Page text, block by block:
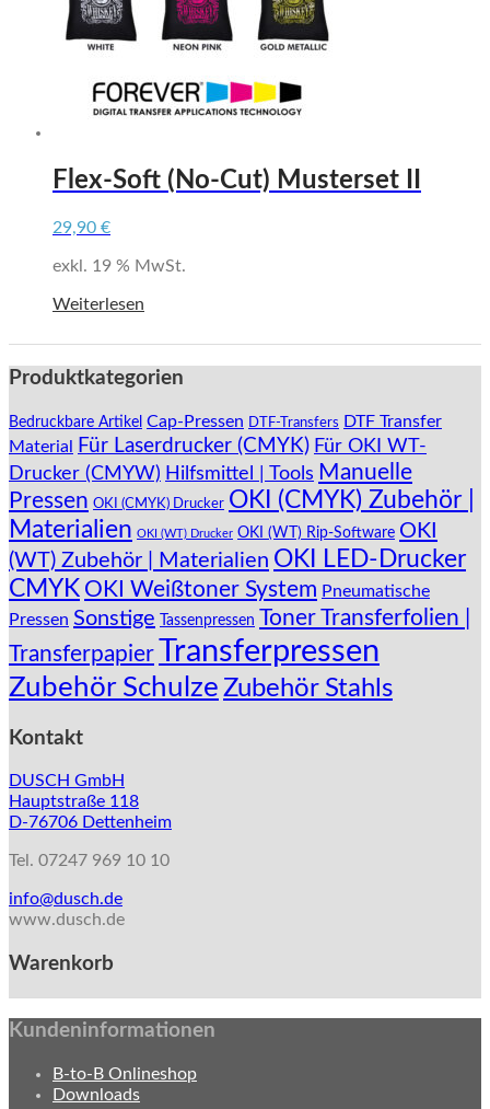
auf
der
gewählt
werden
Flex-Soft (No-Cut) Musterset II
29,90 €
exkl. 19 % MwSt.
Weiterlesen
Produktkategorien
Bedruckbare Artikel Cap-Pressen DTF-Transfers
DTF Transfer
Material
Für Laserdrucker (CMYK) Für OKI WT-
Drucker (CMYW) Hilfsmittel | Tools Manuelle
Pressen OKI (CMYK) Drucker OKI (CMYK) Zubehör |
Materialien OKI (WT) Drucker OKI (WT) Rip-Software OKI
(WT) Zubehör | Materialien OKI LED-Drucker
CMYK OKI Weißtoner System Pneumatische
Pressen Sonstige Tassenpressen Toner Transferfolien |
TransferpapierTransferpressen
Zubehör Schulze Zubehör Stahls
Kontakt
DUSCH GmbH
Hauptstraße 118
D-76706 Dettenheim
Tel. 07247 969 10 10
info@dusch.de
www.dusch.de
Warenkorb
Kundeninformationen
B-to-B Onlineshop
Downloads